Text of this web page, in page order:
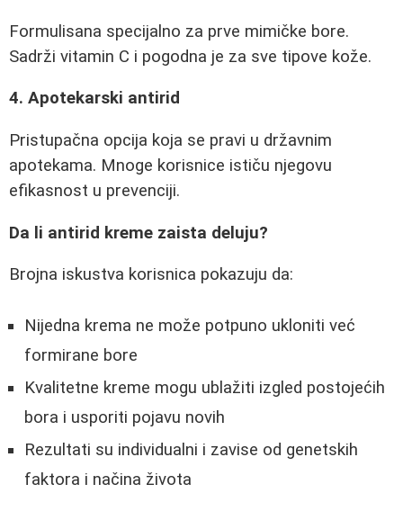
Formulisana specijalno za prve mimičke bore.
Sadrži vitamin C i pogodna je za sve tipove kože.
4. Apotekarski antirid
Pristupačna opcija koja se pravi u državnim
apotekama. Mnoge korisnice ističu njegovu
efikasnost u prevenciji.
Da li antirid kreme zaista deluju?
Brojna iskustva korisnica pokazuju da:
Nijedna krema ne može potpuno ukloniti već
formirane bore
Kvalitetne kreme mogu ublažiti izgled postojećih
bora i usporiti pojavu novih
Rezultati su individualni i zavise od genetskih
faktora i načina života